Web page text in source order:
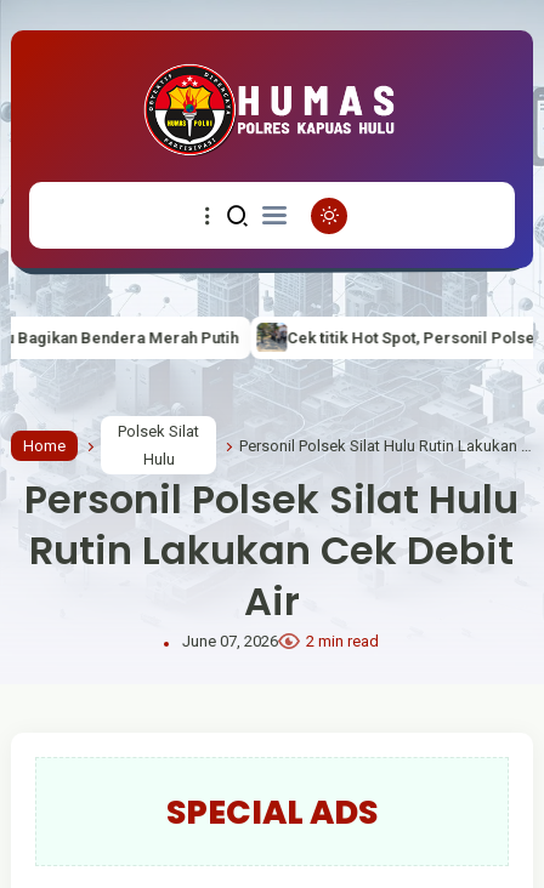
Cek titik Hot Spot, Personil Polsek Bika Polres Kapuas Hulu
Home
Polsek Silat
Hulu
Personil Polsek Silat Hulu
Rutin Lakukan Cek Debit
Air
June 07, 2026 2 min read
SPECIAL ADS